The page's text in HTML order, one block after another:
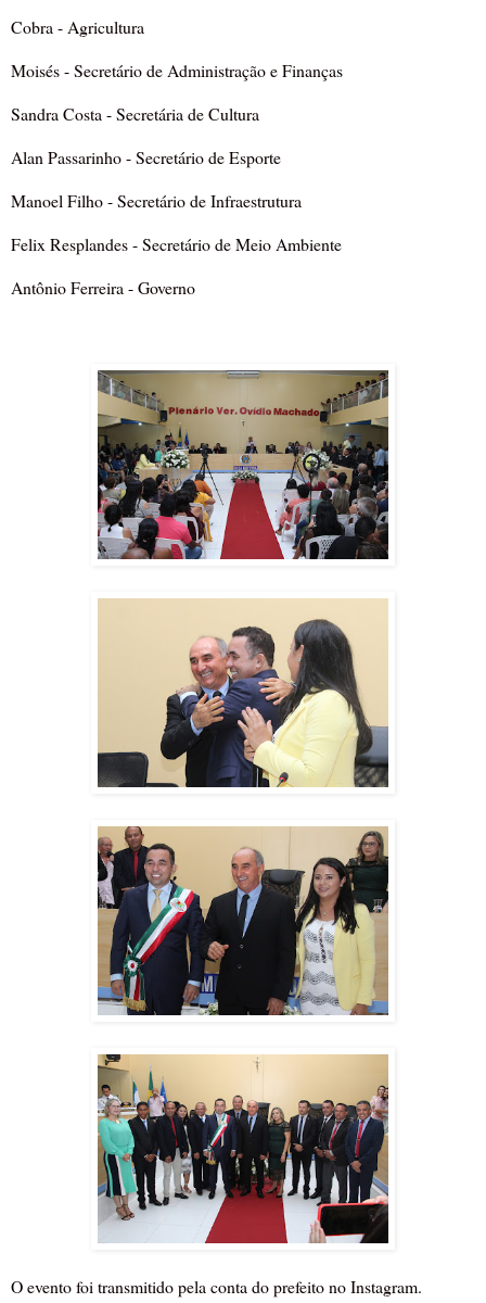
Cobra - Agricultura
Moisés - Secretário de Administração e Finanças
Sandra Costa - Secretária de Cultura
Alan Passarinho - Secretário de Esporte
Manoel Filho - Secretário de Infraestrutura
Felix Resplandes - Secretário de Meio Ambiente
Antônio Ferreira - Governo
O evento foi transmitido pela conta do prefeito no Instagram.